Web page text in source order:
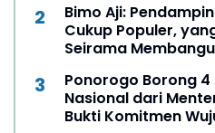
Bimo Aji:
Cukup Populer,
Seirama
Ponorogo Borong
Nasional dari
Bukti Komitmen